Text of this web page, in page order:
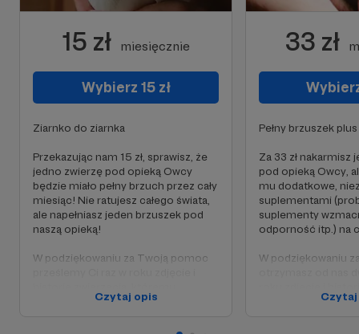
15 zł miesięcznie
Wybierz 15 zł
Ziarnko do ziarnka
Przekazując nam 15 zł, sprawisz, że
jedno zwierzę pod opieką Owcy
będzie miało pełny brzuch przez cały
miesiąc! Nie ratujesz całego świata,
ale napełniasz jeden brzuszek pod
naszą opieką!
W podziękowaniu za Twoją pomoc
mogliśmy pomóc dzięki Tobie!
Czytaj opis
33 zł
Pełny brzuszek plus
Za 33 zł nakarmisz
pod opieką Owcy,
mu dodatkowe,
suplementami
suplementy
odporność itp.) na
W podziękowaniu
którego dzięki